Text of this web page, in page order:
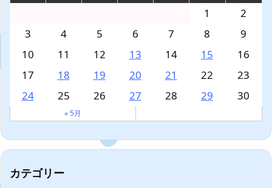
1
2
3
4 5 6 7 8
9
10
11 12 13 14 15
16
17
18 19 20 21 22
23
24
25 26 27 28 29 30
« 5月
カテゴリー